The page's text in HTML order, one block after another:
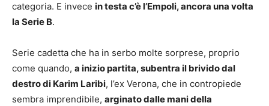
categoria. E invece in testa c’è l’Empoli, ancora una volta
la Serie B.
Serie cadetta che ha in serbo molte sorprese, proprio
come quando, a inizio partita, subentra il brivido dal
destro di Karim Laribi, l’ex Verona, che in contropiede
sembra imprendibile, arginato dalle mani della